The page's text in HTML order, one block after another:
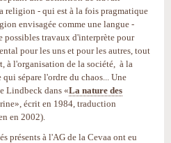
- qui est à la fois pragmatique
envisagée comme une langue -
possibles travaux d'interprète pour
pour les uns et pour les autres, tout
à l'organisation de la société, à la
sépare l'ordre du chaos... Une
Lindbeck dans «La nature des
écrit en 1984, traduction
en 2002).
présents à l'AG de la Cevaa ont eu